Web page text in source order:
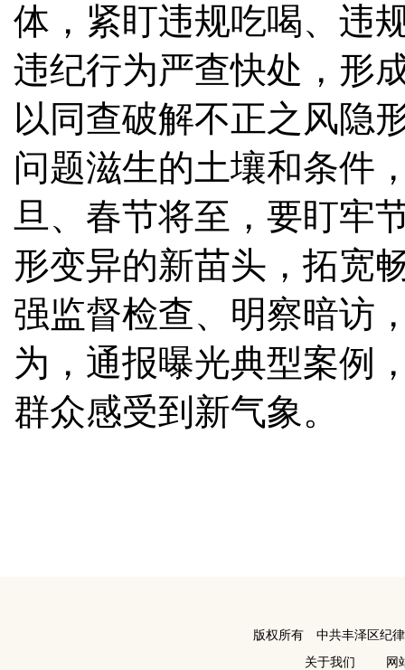
体，紧盯违规吃喝、违
违纪行为严查快处，形
以同查破解不正之风隐
问题滋生的土壤和条件
旦、春节将至，要盯牢
形变异的新苗头，拓宽
强监督检查、明察暗访
为，通报曝光典型案例
群众感受到新气象。
版权所有 中共丰泽区纪
关于我们
网